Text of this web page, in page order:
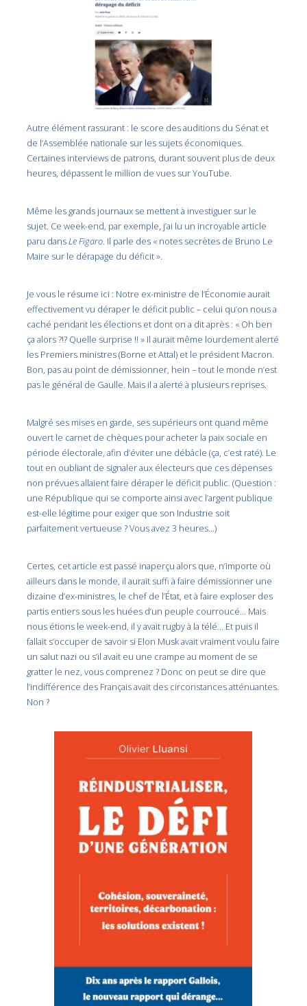
Autre élément rassurant : le score des auditions du Sénat et
de l’Assemblée nationale sur les sujets économiques.
Certaines interviews de patrons, durant souvent plus de deux
heures, dépassent le million de vues sur YouTube.
Même les grands journaux se mettent à investiguer sur le
sujet. Ce week-end, par exemple, j’ai lu un incroyable article
paru dansLe Figaro. Il parle des « notes secrètes de Bruno Le
Maire sur le dérapage du déficit ».
Je vous le résume ici : Notre ex-ministre de l’Économie aurait
effectivement vu déraper le déficit public – celui qu’on nous a
caché pendant les élections et dont on a dit après : « Oh ben
ça alors ?!? Quelle surprise !! » Il aurait même lourdement alerté
les Premiers ministres (Borne et Attal) et le président Macron.
Bon, pas au point de démissionner, hein – tout le monde n’est
pas le général de Gaulle. Mais il a alerté à plusieurs reprises.
Malgré ses mises en garde, ses supérieurs ont quand même
ouvert le carnet de chèques pour acheter la paix sociale en
période électorale, afin d’éviter une débâcle (ça, c’est raté). Le
tout en oubliant de signaler aux électeurs que ces dépenses
non prévues allaient faire déraper le déficit public. (Question :
une République qui se comporte ainsi avec l’argent publique
est-elle légitime pour exiger que son Industrie soit
parfaitement vertueuse ? Vous avez 3 heures…)
Certes, cet article est passé inaperçu alors que, n’importe où
ailleurs dans le monde, il aurait suffi à faire démissionner une
dizaine d’ex-ministres, le chef de l’État, et à faire exploser des
partis entiers sous les huées d’un peuple courroucé… Mais
nous étions le week-end, il y avait rugby à la télé… Et puis il
fallait s’occuper de savoir si Elon Musk avait vraiment voulu faire
un salut nazi ou s’il avait eu une crampe au moment de se
gratter le nez, vous comprenez ? Donc on peut se dire que
l’indifférence des Français avait des circonstances atténuantes.
Non ?